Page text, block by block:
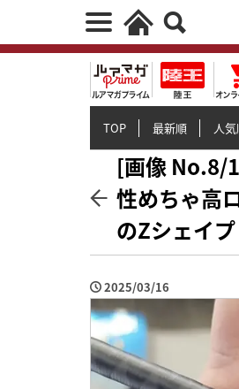
TOP 最新順 人
[画像 No.8/
性めちゃ高
のZシェイ
2025/03/16